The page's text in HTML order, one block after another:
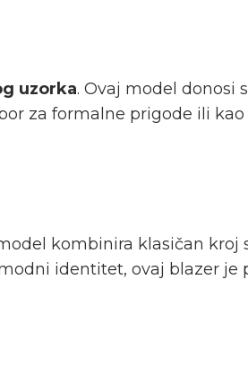
uzorka. Ovaj model donosi
za formalne prigode ili
kombinira klasičan kroj
identitet, ovaj blazer je